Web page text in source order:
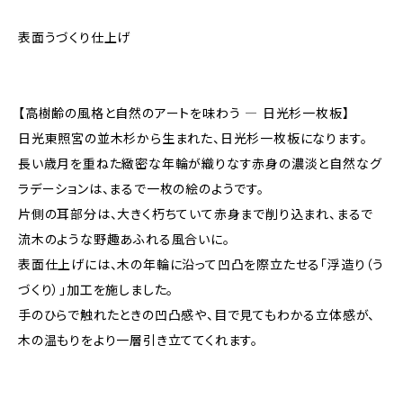
表面うづくり仕上げ
【高樹齢の風格と自然のアートを味わう ― 日光杉一枚板】
日光東照宮の並木杉から生まれた、日光杉一枚板になります。
長い歳月を重ねた緻密な年輪が織りなす赤身の濃淡と自然なグ
ラデーションは、まるで一枚の絵のようです。
片側の耳部分は、大きく朽ちていて赤身まで削り込まれ、まるで
流木のような野趣あふれる風合いに。
表面仕上げには、木の年輪に沿って凹凸を際立たせる「浮造り（う
づくり）」加工を施しました。
手のひらで触れたときの凹凸感や、目で見てもわかる立体感が、
木の温もりをより一層引き立ててくれます。